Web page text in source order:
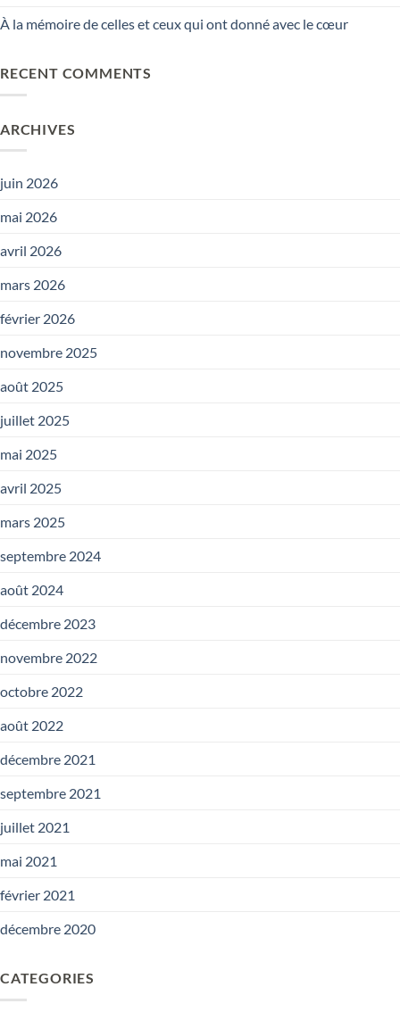
À la mémoire de celles et ceux qui ont donné avec le cœur
RECENT COMMENTS
ARCHIVES
juin 2026
mai 2026
avril 2026
mars 2026
février 2026
novembre 2025
août 2025
juillet 2025
mai 2025
avril 2025
mars 2025
septembre 2024
août 2024
décembre 2023
novembre 2022
octobre 2022
août 2022
décembre 2021
septembre 2021
juillet 2021
mai 2021
février 2021
décembre 2020
CATEGORIES